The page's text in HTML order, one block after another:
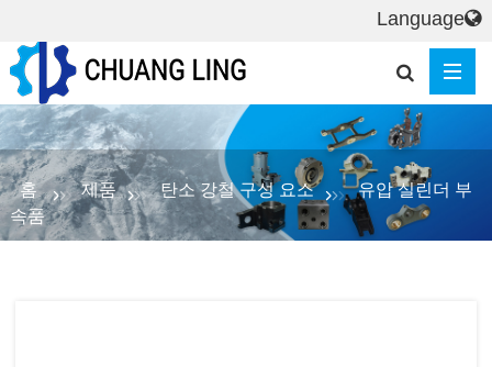
홈 제품 탄소 강철 구성 요소
유압 실린더 부
속품
Language